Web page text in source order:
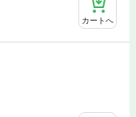
カートへ